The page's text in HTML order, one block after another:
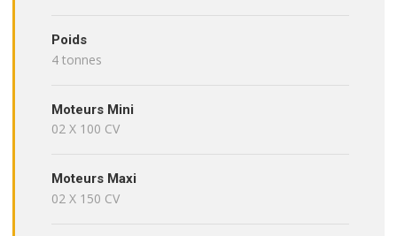
Poids
4 tonnes
Moteurs Mini
02 X 100 CV
Moteurs Maxi
02 X 150 CV